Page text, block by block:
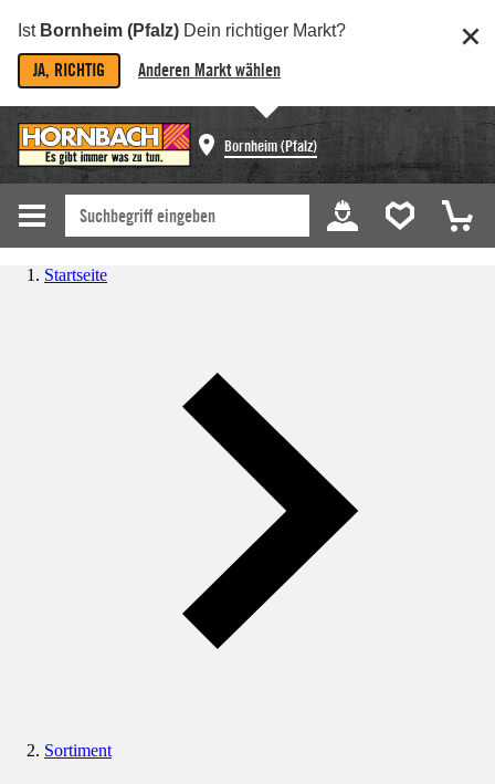
Ist Bornheim (Pfalz) Dein richtiger Markt?
JA, RICHTIG Anderen Markt wählen
Bornheim (Pfalz)
Startseite
Sortiment